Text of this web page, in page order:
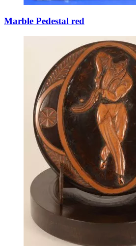
Marble Pedestal red